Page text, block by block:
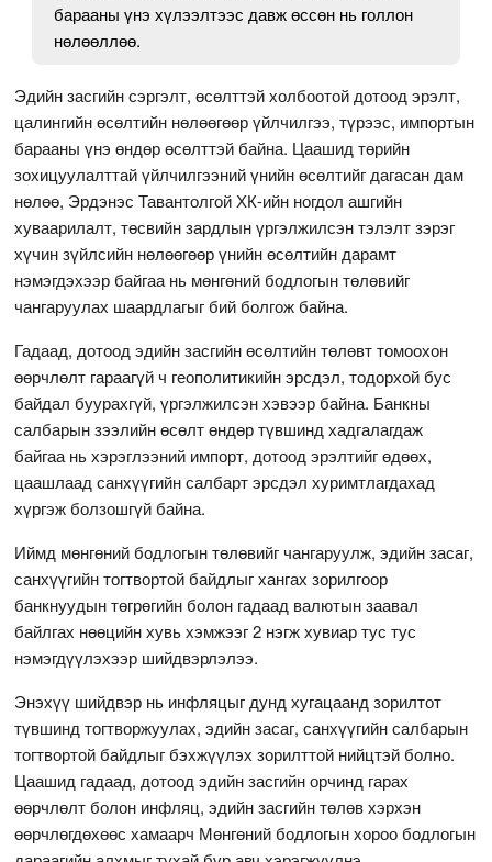
барааны үнэ хүлээлтээс давж өссөн нь голлон
нөлөөллөө.
Эдийн засгийн сэргэлт, өсөлттэй холбоотой дотоод эрэлт,
цалингийн өсөлтийн нөлөөгөөр үйлчилгээ, түрээс, импортын
барааны үнэ өндөр өсөлттэй байна. Цаашид төрийн
зохицуулалттай үйлчилгээний үнийн өсөлтийг дагасан дам
нөлөө, Эрдэнэс Тавантолгой ХК-ийн ногдол ашгийн
хуваарилалт, төсвийн зардлын үргэлжилсэн тэлэлт зэрэг
хүчин зүйлсийн нөлөөгөөр үнийн өсөлтийн дарамт
нэмэгдэхээр байгаа нь мөнгөний бодлогын төлөвийг
чангаруулах шаардлагыг бий болгож байна.
Гадаад, дотоод эдийн засгийн өсөлтийн төлөвт томоохон
өөрчлөлт гараагүй ч геополитикийн эрсдэл, тодорхой бус
байдал буурахгүй, үргэлжилсэн хэвээр байна. Банкны
салбарын зээлийн өсөлт өндөр түвшинд хадгалагдаж
байгаа нь хэрэглээний импорт, дотоод эрэлтийг өдөөх,
цаашлаад санхүүгийн салбарт эрсдэл хуримтлагдахад
хүргэж болзошгүй байна.
Иймд мөнгөний бодлогын төлөвийг чангаруулж, эдийн засаг,
санхүүгийн тогтвортой байдлыг хангах зорилгоор
банкнуудын төгрөгийн болон гадаад валютын заавал
байлгах нөөцийн хувь хэмжээг 2 нэгж хувиар тус тус
нэмэгдүүлэхээр шийдвэрлэлээ.
Энэхүү шийдвэр нь инфляцыг дунд хугацаанд зорилтот
түвшинд тогтворжуулах, эдийн засаг, санхүүгийн салбарын
тогтвортой байдлыг бэхжүүлэх зорилттой нийцтэй болно.
Цаашид гадаад, дотоод эдийн засгийн орчинд гарах
өөрчлөлт болон инфляц, эдийн засгийн төлөв хэрхэн
өөрчлөгдөхөөс хамаарч Мөнгөний бодлогын хороо бодлогын